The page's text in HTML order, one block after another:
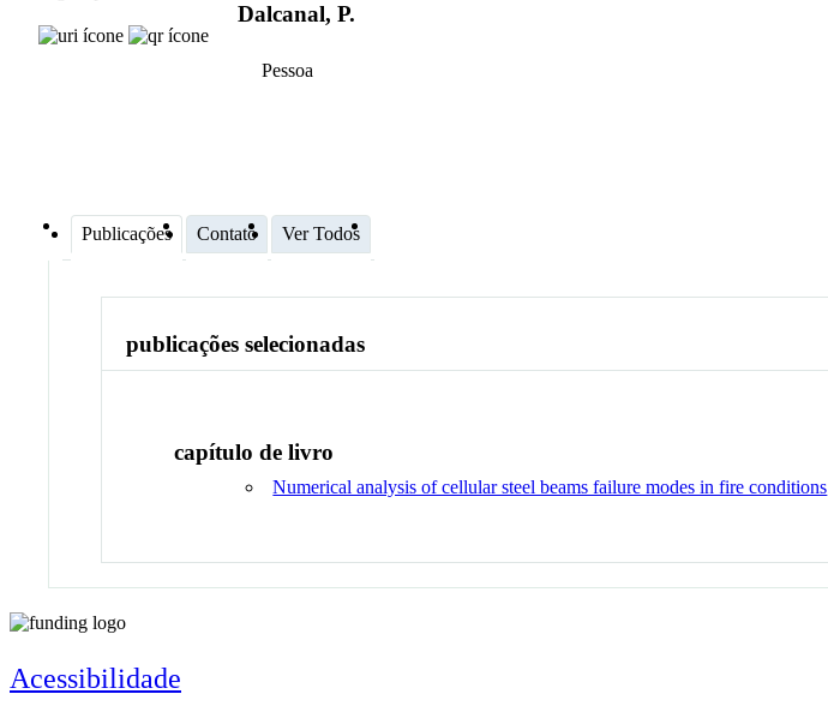
Dalcanal, P.
Pessoa
Publicações Contato Ver Todos
publicações selecionadas
capítulo de livro
Numerical analysis of cellular steel beams failure modes in fire conditions
Acessibilidade